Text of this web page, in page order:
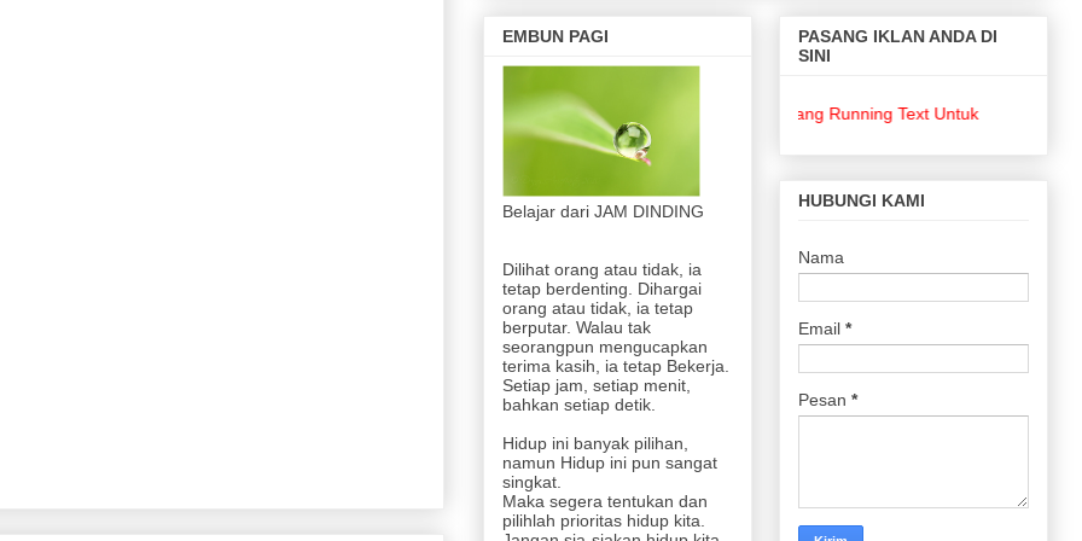
EMBUN PAGI
Belajar dari JAM DINDING
Dilihat orang atau tidak, ia
tetap berdenting. Dihargai
orang atau tidak, ia tetap
berputar. Walau tak
seorangpun mengucapkan
terima kasih, ia tetap Bekerja.
Setiap jam, setiap menit,
bahkan setiap detik.
Hidup ini banyak pilihan,
namun Hidup ini pun sangat
singkat.
Maka segera tentukan dan
pilihlah prioritas hidup kita.
PASANG IKLAN ANDA DI
SINI
Pasang Running Text Untuk Keperluan Bisnis
HUBUNGI KAMI
Nama
Email *
Pesan *